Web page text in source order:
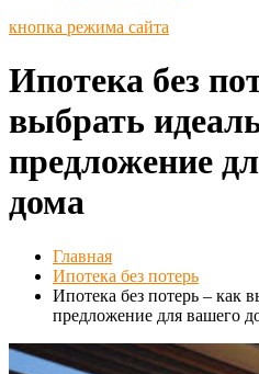
кнопка режима сайта
Ипотека без
выбрать
предложение
дома
Главная
Ипотека без потерь
Ипотека без потерь – как
предложение для вашего